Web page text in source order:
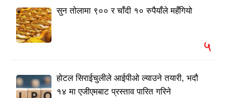
सुन तोलामा ९०० र चाँदी १० रुपैयाँले महँगियो
५
होटल सिराईचुलीले आईपीओ ल्याउने तयारी, भदौ
१४ मा एजीएमबाट प्रस्ताव पारित गरिने